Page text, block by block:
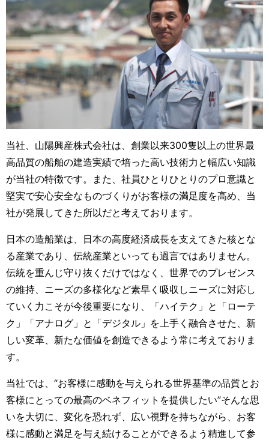
当社、山陽興産株式会社は、創業以来300隻以上の世界最
高品質の船舶の建造実績で培った高い技術力と幅広い知識
が当社の特徴です。
また、社員ひとりひとりのプロ意識と
堅実で安心安全なものづくりがお客様の満足度を高め、当
社が発展してきた所以だと考えております。
日本の造船業は、日本の高度経済成長を支えてきた核とな
る産業であり、伝統産業といっても過言ではありません。
伝統を重んじ守り抜くだけではなく、世界でのプレゼンス
の維持、ニーズの多様化など素早く吸収しニーズに対応し
ていく力こそが今後重要になり、「ハイテク」と「ローテ
ク」「アナログ」と「デジタル」を上手く融合させた、新
しい変革、新たな価値を創造できるよう常に考えておりま
す。
当社では、“お客様に感動を与えられる世界基準の品質とお
客様にとっての最高のベネフィットを提供したい”そんな思
いを大切に、変化を恐れず、広い視野を持ちながら、お客
様に感動と満足を与え続けることができるよう精進して参